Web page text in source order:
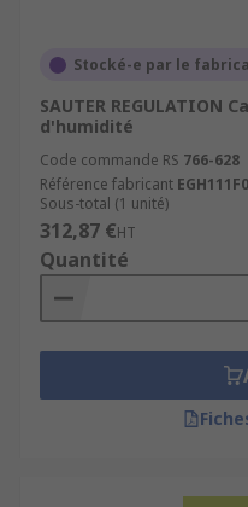
Stocké-e par le
SAUTER
d'humidité
Code commande RS 766-628
Référence fabricant
Sous-total (1 unité)
312,87 €HT
Quantité